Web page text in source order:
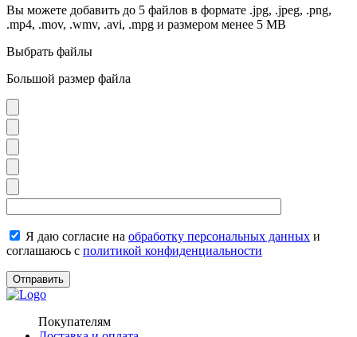
Вы можете добавить до 5 файлов в формате .jpg, .jpeg, .png,
.mp4, .mov, .wmv, .avi, .mpg и размером менее 5 MB
Выбрать файлы
Большой размер файла
Я даю согласие на обработку персональных данных и
соглашаюсь с политикой конфиденциальности
Покупателям